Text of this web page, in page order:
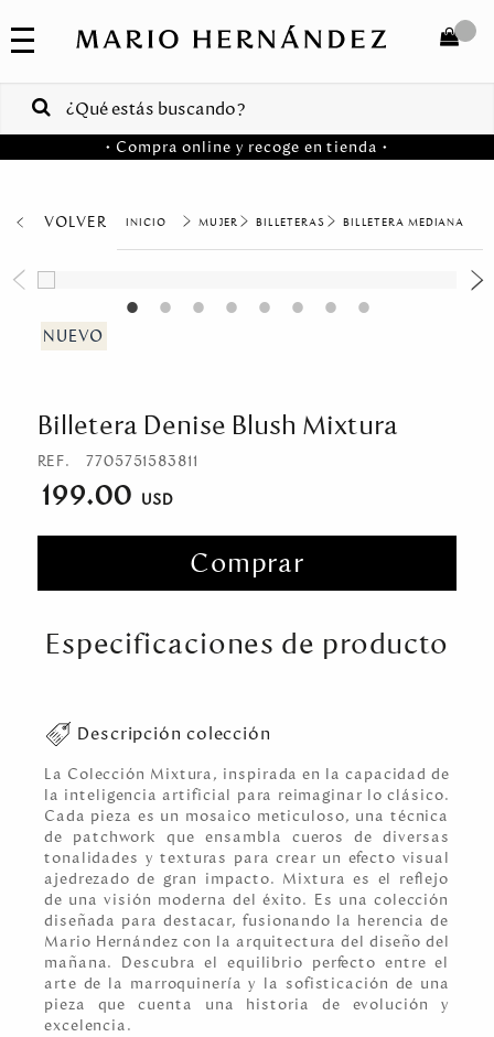
COLECCIONES
VENTAS
CORPORATIVAS
Venezuela
COMPRAR
• Compra online y recoge en tienda •
VOLVER MUJER BILLETERAS BILLETERA MEDIANA
Billetera Denise Blush Mixtura
REF. 7705751583811
199.00
Comprar
Especificaciones de producto
Descripción colección
La Colección Mixtura, inspirada en la capacidad de
la inteligencia artificial para reimaginar lo clásico.
Cada pieza es un mosaico meticuloso, una técnica
de patchwork que ensambla cueros de diversas
tonalidades y texturas para crear un efecto visual
ajedrezado de gran impacto. Mixtura es el reflejo
de una visión moderna del éxito. Es una colección
diseñada para destacar, fusionando la herencia de
Mario Hernández con la arquitectura del diseño del
mañana. Descubra el equilibrio perfecto entre el
arte de la marroquinería y la sofisticación de una
pieza que cuenta una historia de evolución y
excelencia.